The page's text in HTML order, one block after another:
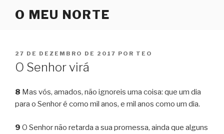
O MEU NORTE
PUBLICADO
EM
27 DE DEZEMBRO DE 2017 POR TEO
O Senhor virá
8 Mas vós, amados, não ignoreis uma coisa: que um dia
para o Senhor é como mil anos, e mil anos como um dia.
9 O Senhor não retarda a sua promessa, ainda que alguns